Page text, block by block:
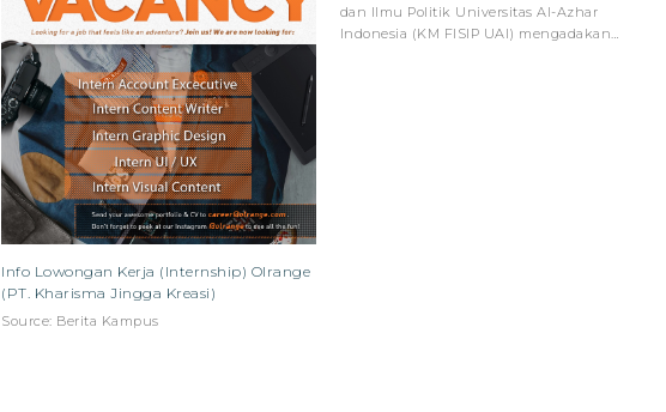
Info Lowongan Kerja (Internship) Olrange
(PT. Kharisma Jingga Kreasi)
Source: Berita Kampus
dan Ilmu Politik Universitas Al-Azhar
Indonesia (KM FISIP UAI) mengadakan…